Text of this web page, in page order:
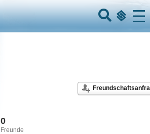
Menu
0
Freunde